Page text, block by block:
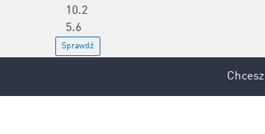
10.2
5.6
Sprawdź